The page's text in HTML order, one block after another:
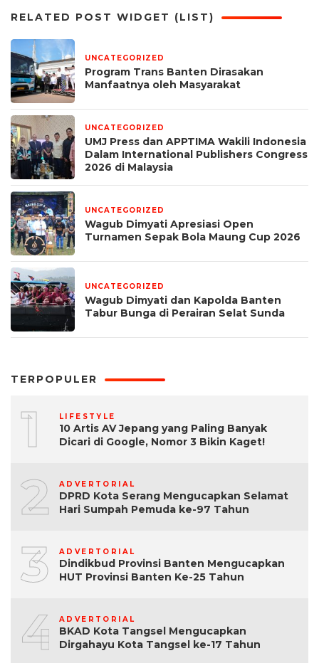
RELATED POST WIDGET (LIST)
UNCATEGORIZED
Program Trans Banten Dirasakan
Manfaatnya oleh Masyarakat
UNCATEGORIZED
UMJ Press dan APPTIMA Wakili Indonesia
Dalam International Publishers Congress
2026 di Malaysia
UNCATEGORIZED
Wagub Dimyati Apresiasi Open
Turnamen Sepak Bola Maung Cup 2026
UNCATEGORIZED
Wagub Dimyati dan Kapolda Banten
Tabur Bunga di Perairan Selat Sunda
TERPOPULER
1 LIFESTYLE
10 Artis AV Jepang yang Paling Banyak
Dicari di Google, Nomor 3 Bikin Kaget!
2 ADVERTORIAL
DPRD Kota Serang Mengucapkan Selamat
Hari Sumpah Pemuda ke-97 Tahun
3 ADVERTORIAL
Dindikbud Provinsi Banten Mengucapkan
HUT Provinsi Banten Ke-25 Tahun
4 ADVERTORIAL
BKAD Kota Tangsel Mengucapkan
Dirgahayu Kota Tangsel ke-17 Tahun